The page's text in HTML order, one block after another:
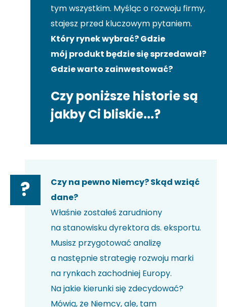
tym wszystkim. Myśląc o rozwoju firmy,
stajesz przed kluczowym pytaniem.
Który rynek wybrać? Gdzie
mój produkt będzie się sprzedawał?
Gdzie warto zainwestować?
Czy poniższe historie są
jakby Ci bliskie...?
?
Czy na pewno Niemcy? Skąd wziąć
dane?
Właśnie zostałeś zarudniony
na stanowisku dyrektora ds. eksportu.
Musisz przygotować analizę
a następnie strategię rozwoju marki
na rynkach zachodniej Europy.
Na jakie kierunki się zdecydować?
Mówią, że Niemcy, ale, tam